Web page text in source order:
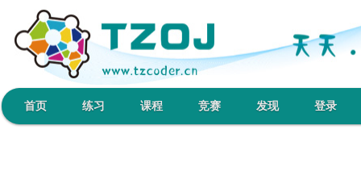
首页 练习 课程 竞赛 发现 登录